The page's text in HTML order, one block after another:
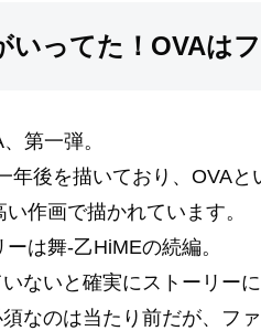
いってた！OVAは
第一弾。
年後を描いており、OVAと
作画で描かれています。
は舞-乙HiMEの続編。
ないと確実にストーリー
なのは当たり前だが、フ